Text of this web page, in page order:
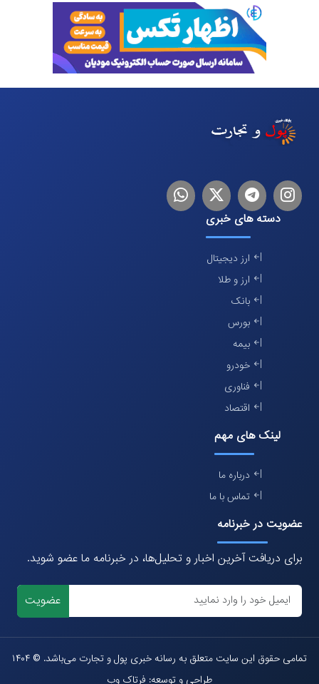
اینستاگرام
تلگرام توییترلینکدین
دسته های خبری
ارز دیجیتال
ارز و طلا
بانک
بورس
بیمه
خودرو
فناوری
اقتصاد
لینک های مهم
درباره ما
تماس با ما
عضویت در خبرنامه
برای دریافت آخرین اخبار و تحلیل‌ها، در خبرنامه ما عضو شوید.
عضویت
تمامی حقوق این سایت متعلق به رسانه خبری پول و تجارت می‌باشد. © ۱۴۰۴
طراحی و توسعه: فرتاک وب